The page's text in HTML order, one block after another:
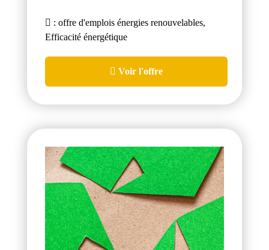
: offre d'emplois énergies renouvelables,
Efficacité énergétique
Voir l'offre